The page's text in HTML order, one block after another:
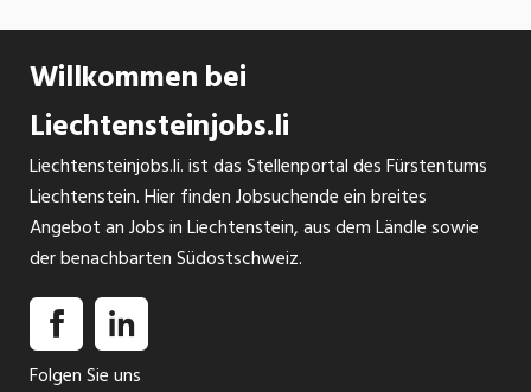
Willkommen bei
Liechtensteinjobs.li
Liechtensteinjobs.li. ist das Stellenportal des Fürstentums
Liechtenstein. Hier finden Jobsuchende ein breites
Angebot an Jobs in Liechtenstein, aus dem Ländle sowie
der benachbarten Südostschweiz.
Folgen Sie uns